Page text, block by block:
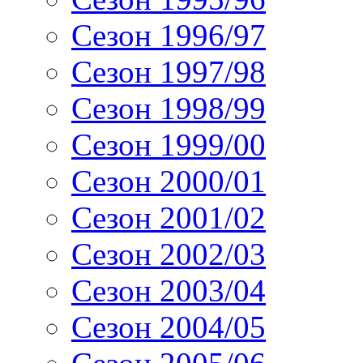
Сезон 1996/97
Сезон 1997/98
Сезон 1998/99
Сезон 1999/00
Сезон 2000/01
Сезон 2001/02
Сезон 2002/03
Сезон 2003/04
Сезон 2004/05